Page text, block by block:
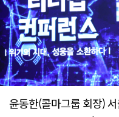
윤동한(콜마그룹 회장)